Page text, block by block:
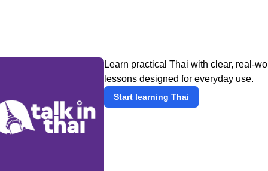
Learn practical Thai with clear, real-
lessons designed for everyday use.
Start learning Thai